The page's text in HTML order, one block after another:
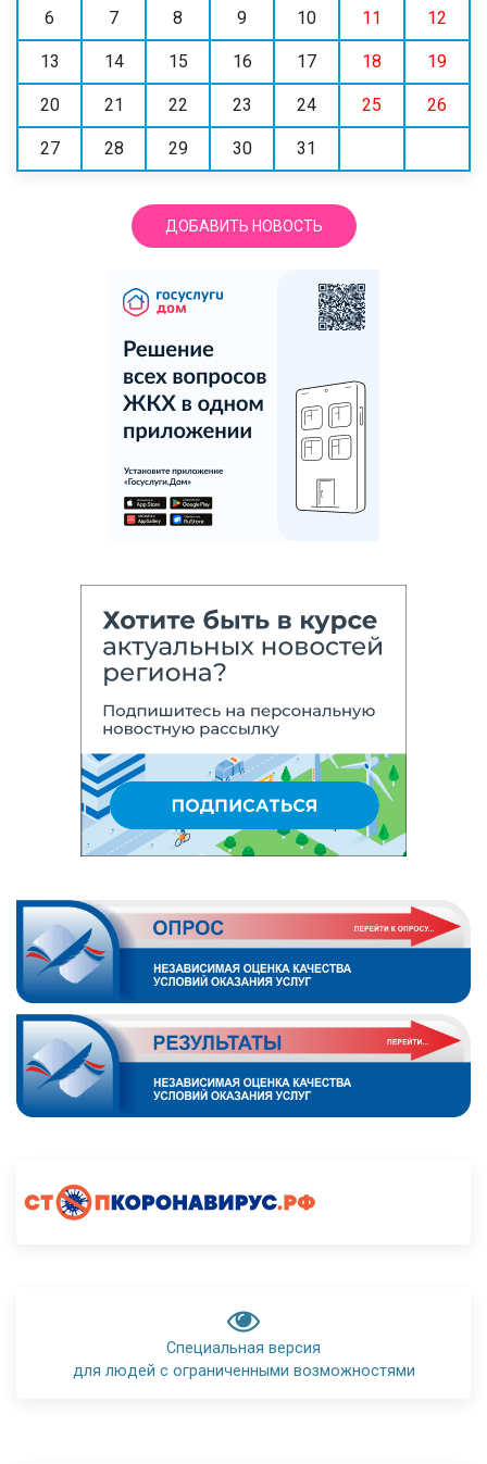
6 7 8 9 10 11 12
13 14 15 16 17 18 19
20 21 22 23 24 25 26
27 28 29 30 31
ДОБАВИТЬ НОВОСТЬ
Специальная версия
для людей с ограниченными возможностями